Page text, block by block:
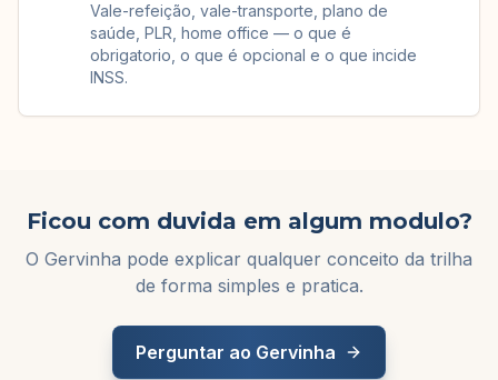
Vale-refeição, vale-transporte, plano de
saúde, PLR, home office — o que é
obrigatorio, o que é opcional e o que incide
INSS.
Ficou com duvida em algum modulo?
O Gervinha pode explicar qualquer conceito da trilha
de forma simples e pratica.
Perguntar ao Gervinha